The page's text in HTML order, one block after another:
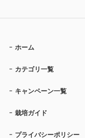
ホーム
カテゴリ一覧
キャンペーン一覧
栽培ガイド
プライバシーポリシー